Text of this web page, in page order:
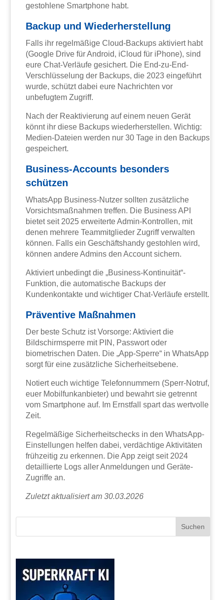
gestohlene Smartphone habt.
Backup und Wiederherstellung
Falls ihr regelmäßige Cloud-Backups aktiviert habt
(Google Drive für Android, iCloud für iPhone), sind
eure Chat-Verläufe gesichert. Die End-zu-End-
Verschlüsselung der Backups, die 2023 eingeführt
wurde, schützt dabei eure Nachrichten vor
unbefugtem Zugriff.
Nach der Reaktivierung auf einem neuen Gerät
könnt ihr diese Backups wiederherstellen. Wichtig:
Medien-Dateien werden nur 30 Tage in den Backups
gespeichert.
Business-Accounts besonders
schützen
WhatsApp Business-Nutzer sollten zusätzliche
Vorsichtsmaßnahmen treffen. Die Business API
bietet seit 2025 erweiterte Admin-Kontrollen, mit
denen mehrere Teammitglieder Zugriff verwalten
können. Falls ein Geschäftshandy gestohlen wird,
können andere Admins den Account sichern.
Aktiviert unbedingt die „Business-Kontinuität“-
Funktion, die automatische Backups der
Kundenkontakte und wichtiger Chat-Verläufe erstellt.
Präventive Maßnahmen
Der beste Schutz ist Vorsorge: Aktiviert die
Bildschirmsperre mit PIN, Passwort oder
biometrischen Daten. Die „App-Sperre“ in WhatsApp
sorgt für eine zusätzliche Sicherheitsebene.
Notiert euch wichtige Telefonnummern (Sperr-Notruf,
euer Mobilfunkanbieter) und bewahrt sie getrennt
vom Smartphone auf. Im Ernstfall spart das wertvolle
Zeit.
Regelmäßige Sicherheitschecks in den WhatsApp-
Einstellungen helfen dabei, verdächtige Aktivitäten
frühzeitig zu erkennen. Die App zeigt seit 2024
detaillierte Logs aller Anmeldungen und Geräte-
Zugriffe an.
Zuletzt aktualisiert am 30.03.2026